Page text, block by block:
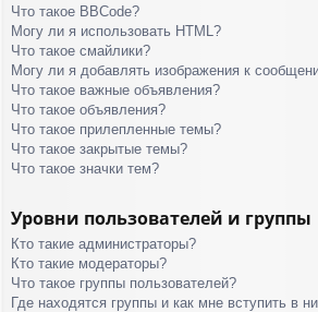
Что такое BBCode?
Могу ли я использовать HTML?
Что такое смайлики?
Могу ли я добавлять изображения к
Что такое важные объявления?
Что такое объявления?
Что такое прилепленные темы?
Что такое закрытые темы?
Что такое значки тем?
Уровни пользователей и группы
Кто такие администраторы?
Кто такие модераторы?
Что такое группы пользователей?
Где находятся группы и как мне вступить в